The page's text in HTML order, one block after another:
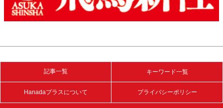
記事一覧 キーワード一覧
Hanadaプラスについて プライバシーポリシー